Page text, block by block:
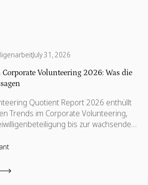
July 31, 2026
Volunteering 2026: Was die
Quotient Report 2026 enthüllt
Trends im Corporate Volunteering,
bis zur wachsenden
Mitarbeiterengagement